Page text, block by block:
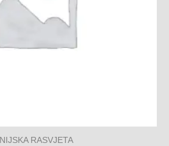
RASVJETA